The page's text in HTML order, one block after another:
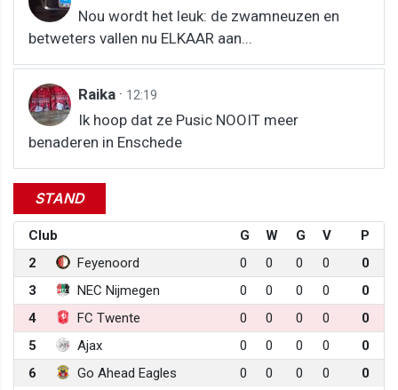
Nou wordt het leuk: de zwamneuzen en
betweters vallen nu ELKAAR aan...
Raika · 12:19
Ik hoop dat ze Pusic NOOIT meer
benaderen in Enschede
STAND
Club G W G V
P
2
Feyenoord 0 0 0 0
0
3
NEC Nijmegen 0 0 0 0
0
4
FC Twente 0 0 0 0
0
5
Ajax 0 0 0 0
0
6
Go Ahead Eagles 0 0 0 0 0